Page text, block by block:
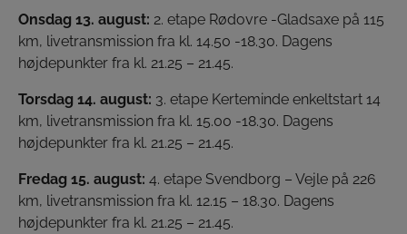
Onsdag 13. august: 2. etape Rødovre -Gladsaxe på 115
km, livetransmission fra kl. 14.50 -18.30. Dagens
højdepunkter fra kl. 21.25 – 21.45.
Torsdag 14. august: 3. etape Kerteminde enkeltstart 14
km, livetransmission fra kl. 15.00 -18.30. Dagens
højdepunkter fra kl. 21.25 – 21.45.
Fredag 15. august: 4. etape Svendborg – Vejle på 226
km, livetransmission fra kl. 12.15 – 18.30. Dagens
højdepunkter fra kl. 21.25 – 21.45.